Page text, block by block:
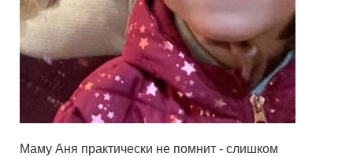
Маму Аня практически не помнит - слишком